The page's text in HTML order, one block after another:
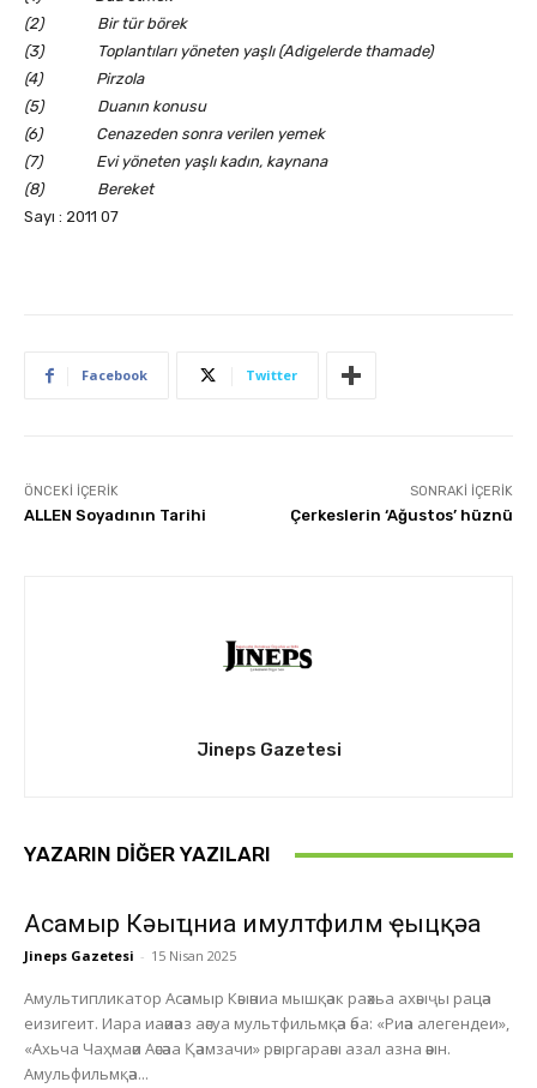
(2) Bir tür börek
(3)
Toplantıları yöneten yaşlı (Adigelerde thamade)
(4) Pirzola
(5) Duanın konusu
(6) Cenazeden sonra verilen yemek
(7) Evi yöneten yaşlı kadın, kaynana
(8) Bereket
Sayı : 2011 07
Facebook Twitter
ÖNCEKI İÇERIK
ALLEN Soyadının Tarihi
SONRAKI İÇERIK
Çerkeslerin ‘Ağustos’ hüznü
Jineps Gazetesi
YAZARIN DIĞER YAZILARI
Асҭамыр Кәыҵниа имултфилм ҿыцқәа
Jineps Gazetesi - 15 Nisan 2025
Амультипликатор Асәамыр Кәыәниа мышқәак раәхьа ахәыҷы рацәа
еизигеит. Иара иаәиәаз аәсуа мультфильмқәа әба: «Риәа алегендеи»,
«Ахьча Чаҳмаәи Аәсәаа Қәамзачи» рәыргараәы азал азна әәын.
Амульфильмқәа...